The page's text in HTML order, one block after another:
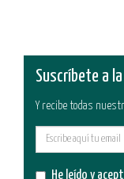
Suscríbete a
Y recibe todas
He leído y